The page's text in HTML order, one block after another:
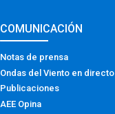
COMUNICACIÓN
Notas de prensa
Ondas del Viento en directo
Publicaciones
AEE Opina